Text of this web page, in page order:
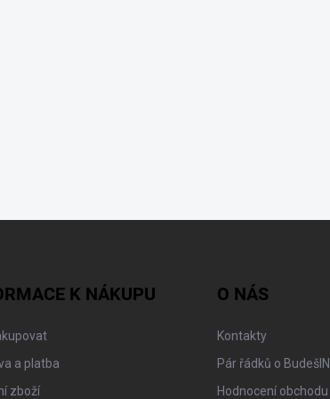
K NÁKUPU
a platba
zboží
O NÁS
Kontakty
Pár řádků o BudešIN
Hodnocení obchodu